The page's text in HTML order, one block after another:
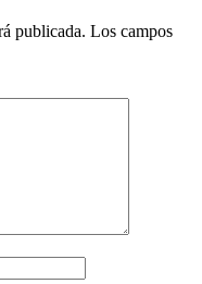
publicada. Los campos